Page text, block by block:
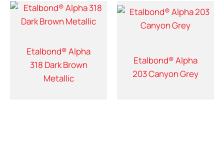
Etalbond® Alpha
318 Dark Brown
Metallic
Etalbond® Alpha
203 Canyon Grey